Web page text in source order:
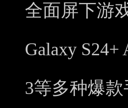
全面屏下游
Galaxy
3等多种爆